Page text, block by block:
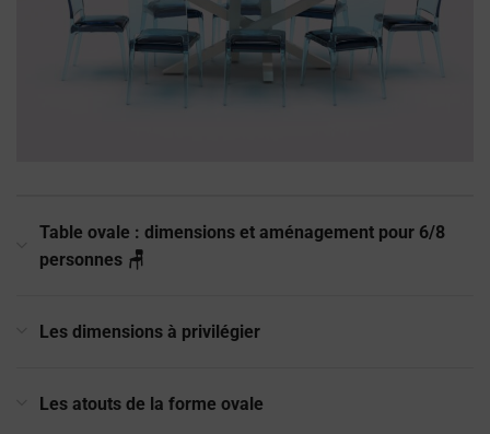
Table ovale : dimensions et aménagement pour 6/8
personnes 🪑
Les dimensions à privilégier
Les atouts de la forme ovale